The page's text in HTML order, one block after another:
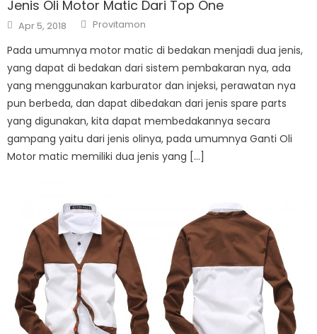
Jenis Oli Motor Matic Dari Top One
Posted
on
Apr 5, 2018 Author
Provitamon
Pada umumnya motor matic di bedakan menjadi dua jenis,
yang dapat di bedakan dari sistem pembakaran nya, ada
yang menggunakan karburator dan injeksi, perawatan nya
pun berbeda, dan dapat dibedakan dari jenis spare parts
yang digunakan, kita dapat membedakannya secara
gampang yaitu dari jenis olinya, pada umumnya Ganti Oli
Motor matic memiliki dua jenis yang […]